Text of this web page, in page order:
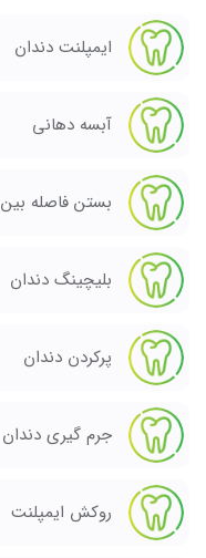
ایمپلنت دندان
آبسه دهانی
بستن فاصله
بلیچینگ دندان
پرکردن دندان
جرم گیری دندان
روکش ایمپلنت